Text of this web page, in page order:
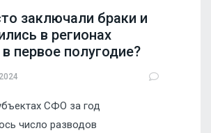
заключали браки и
в регионах
первое полугодие?
СФО за год
число разводов